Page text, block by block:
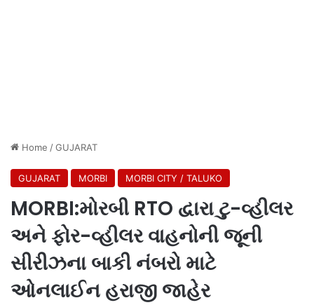
Home /GUJARAT
GUJARAT MORBI MORBI CITY / TALUKO
MORBI:મોરબી RTO દ્વારા ટુ-વ્હીલર
અને ફોર-વ્હીલર વાહનોની જૂની
સીરીઝના બાકી નંબરો માટે
ઓનલાઈન હરાજી જાહેર